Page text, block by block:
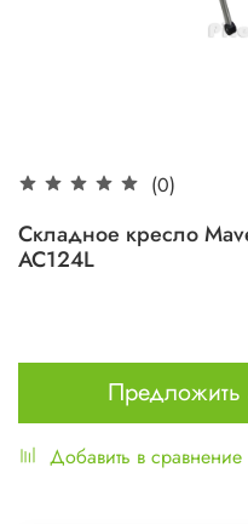
(0)
Складное кресло
AC124L
Предложить
Добавить в сравнение